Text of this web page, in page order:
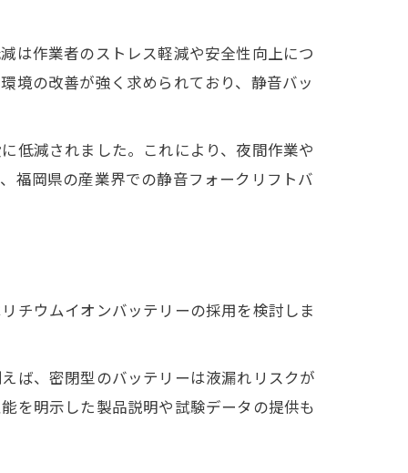
は作業者のストレス軽減や安全性向上につ
境の改善が強く求められており、静音バッ
低減されました。これにより、夜間作業や
福岡県の産業界での静音フォークリフトバ
チウムイオンバッテリーの採用を検討しま
ば、密閉型のバッテリーは液漏れリスクが
を明示した製品説明や試験データの提供も